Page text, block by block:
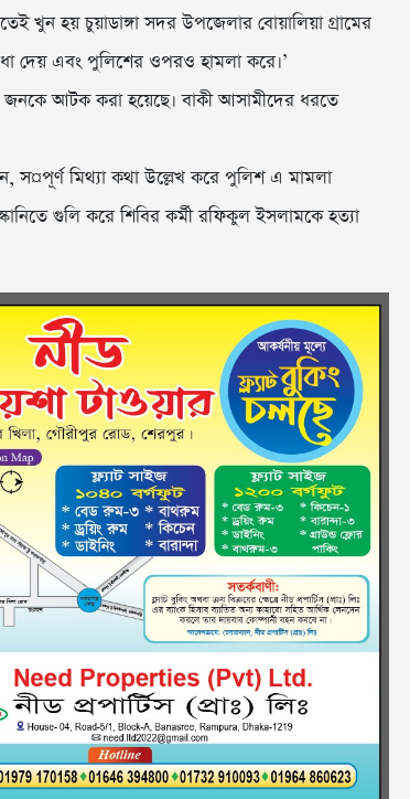
খুন হয় চুয়াডাঙ্গা সদর উপজেলার বোয়ালিয়া গ্রামের
দেয় এবং পুলিশের ওপরও হামলা করে।’
৩ জনকে আটক করা হয়েছে। বাকী আসামীদের ধরতে
স¤পূর্ণ মিথ্যা কথা উল্লেখ করে পুলিশ এ মামলা
গুলি করে শিবির কর্মী রফিকুল ইসলামকে হত্যা